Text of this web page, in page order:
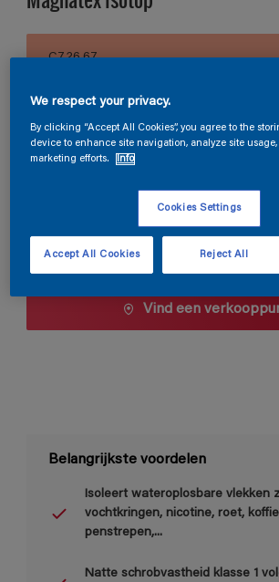
C7.26.67
Verpakkingsgrootte
Verfcalculator
Vind een
Belangrijkste voordelen
Isoleert wateroplosbare vlekken
vochtkringen, nicotine, roet,
penstrepen,...
Natte schrobvastheid klasse 1
We respect your privacy.
By clicking “Accept All Cookies”, you agree to the
device to enhance site navigation, analyze site
marketing efforts.
Info
Cookies Settings
Reject All
Accept All Cookies